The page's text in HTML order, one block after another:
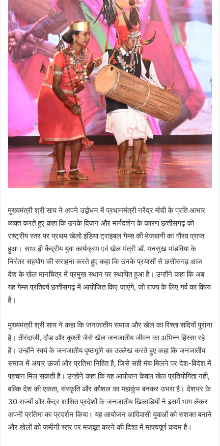
मुख्यमंत्री श्री साय ने अपने उद्बोधन में प्रधानमंत्री नरेंद्र मोदी के प्रति आभार
व्यक्त करते हुए कहा कि उनके विजन और मार्गदर्शन के कारण छत्तीसगढ़ को
राष्ट्रीय स्तर पर प्रथम खेलो इंडिया ट्राइबल गेम्स की मेजबानी का गौरव प्राप्त
हुआ। साथ ही केंद्रीय युवा कार्यक्रम एवं खेल मंत्री डॉ. मनसुख मांडविया के
निरंतर सहयोग की सराहना करते हुए कहा कि उनके प्रयासों से छत्तीसगढ़ आज
देश के खेल मानचित्र में प्रमुख स्थान पर स्थापित हुआ है। उन्होंने कहा कि अब
यह गेम्स प्रतिवर्ष छत्तीसगढ़ में आयोजित किए जाएंगे, जो राज्य के लिए गर्व का विषय
है।
मुख्यमंत्री श्री साय ने कहा कि जनजातीय समाज और खेल का रिश्ता सदियों पुराना
है। तीरंदाजी, दौड़ और कुश्ती जैसे खेल जनजातीय जीवन का अभिन्न हिस्सा रहे
हैं। उन्होंने स्वयं के जनजातीय पृष्ठभूमि का उल्लेख करते हुए कहा कि जनजातीय
समाज में अपार ऊर्जा और प्रतिभा निहित है, जिसे सही मंच मिलने पर देश-विदेश में
पहचान मिल सकती है। उन्होंने कहा कि यह आयोजन केवल खेल प्रतियोगिता नहीं,
बल्कि देश की एकता, संस्कृति और कौशल का महाकुंभ बनकर उभरा है। देशभर के
30 राज्यों और केंद्र शासित प्रदेशों के जनजातीय खिलाड़ियों ने इसमें भाग लेकर
अपनी प्रतिभा का प्रदर्शन किया। यह आयोजन आदिवासी युवाओं को सशक्त बनाने
और खेलों को जमीनी स्तर पर मजबूत करने की दिशा में महत्वपूर्ण कदम है।